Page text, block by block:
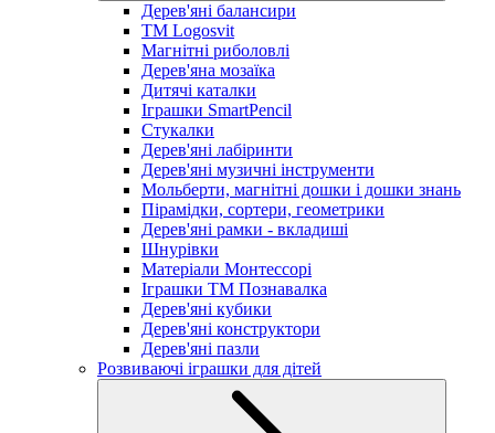
Дерев'яні балансири
TM Logosvit
Магнітні риболовлі
Дерев'яна мозаїка
Дитячі каталки
Іграшки SmartPencil
Стукалки
Дерев'яні лабіринти
Дерев'яні музичні інструменти
Мольберти, магнітні дошки і дошки знань
Пірамідки, сортери, геометрики
Дерев'яні рамки - вкладиші
Шнурівки
Матеріали Монтессорі
Іграшки ТМ Познавалка
Дерев'яні кубики
Дерев'яні конструктори
Дерев'яні пазли
Розвиваючі іграшки для дітей